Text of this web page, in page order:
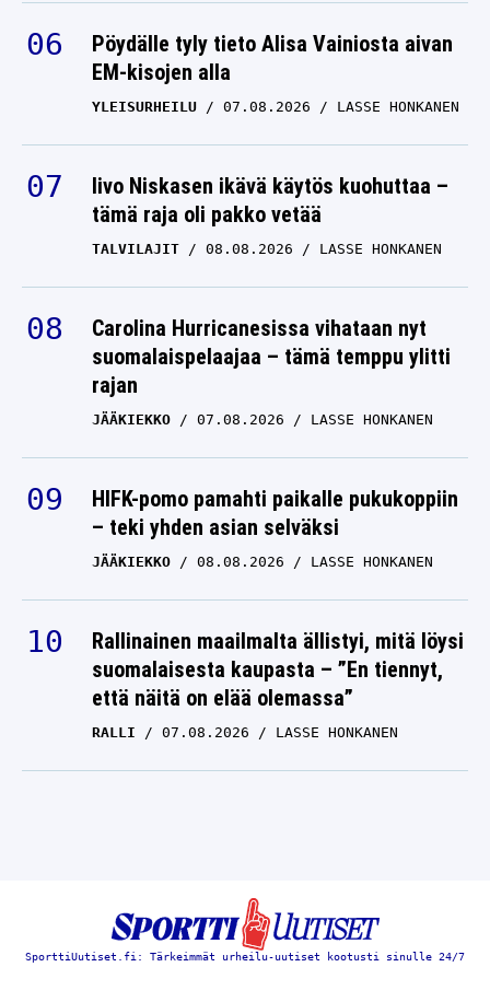
Pöydälle tyly tieto Alisa Vainiosta aivan
EM-kisojen alla
YLEISURHEILU 07.08.2026 LASSE HONKANEN
Iivo Niskasen ikävä käytös kuohuttaa –
tämä raja oli pakko vetää
TALVILAJIT 08.08.2026 LASSE HONKANEN
Carolina Hurricanesissa vihataan nyt
suomalaispelaajaa – tämä temppu ylitti
rajan
JÄÄKIEKKO 07.08.2026 LASSE HONKANEN
HIFK-pomo pamahti paikalle pukukoppiin
– teki yhden asian selväksi
JÄÄKIEKKO 08.08.2026 LASSE HONKANEN
Rallinainen maailmalta ällistyi, mitä löysi
suomalaisesta kaupasta – ”En tiennyt,
että näitä on elää olemassa”
RALLI 07.08.2026 LASSE HONKANEN
SporttiUutiset.fi: Tärkeimmät urheilu-uutiset kootusti sinulle 24/7